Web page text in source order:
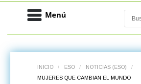
Menú Buscar
INICIO / ESO / NOTICIAS (ESO)
/
MUJERES QUE CAMBIAN EL MUNDO